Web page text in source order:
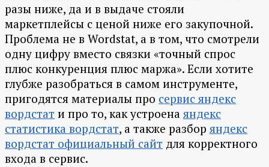
разы ниже, да и в выдаче стояли
маркетплейсы с ценой ниже его закупочной.
Проблема не в Wordstat, а в том, что смотрели
одну цифру вместо связки «точный спрос
плюс конкуренция плюс маржа». Если хотите
глубже разобраться в самом инструменте,
пригодятся материалы про сервис яндекс
вордстат и про то, как устроенаяндекс
статистика вордстат, а также разборяндекс
вордстат официальный сайт для корректного
входа в сервис.